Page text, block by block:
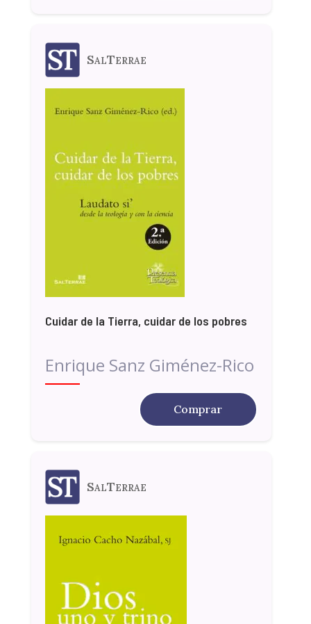
SalTerrae
Cuidar de la Tierra, cuidar de los pobres
Enrique Sanz Giménez-Rico
Comprar
SalTerrae